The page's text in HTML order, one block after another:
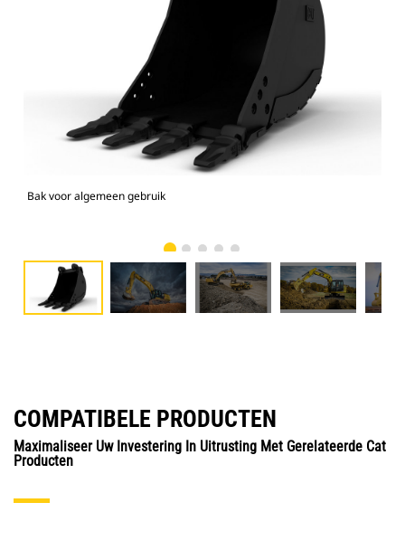
Bak voor algemeen gebruik
COMPATIBELE PRODUCTEN
Maximaliseer Uw Investering In Uitrusting Met Gerelateerde Cat
Producten